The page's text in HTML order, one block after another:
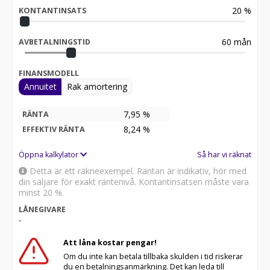
- Utökat läderpaket Audi exclusive, svart
- 4-vägs svankstöd för framsäten
- Ljus- och regnsensor
- 20-tums aluminiumfälgar
- Audi connect Navigation & Infotainment
- Komfortpaket
- Kamerabaserad vägmärkesigenkänning
- Audi smartphone interface
- ISOFIX-fästen
- Audi exclusive-golvmattor med färgad läderkant
12-36 månader garanti.
Se mer på www.s-jonssonbil.se. **Vi erbjuder förmånlig
finansiering och tar gärna er bil i inbyte**
KONTANTINSATS 20 %
AVBETALNINGSTID 60 mån
FINANSMODELL
Annuitet Rak amortering
RÄNTA 7,95 %
EFFEKTIV RÄNTA 8,24 %
Öppna kalkylator Så har vi räknat
Detta är ett räkneexempel. Räntan är indikativ, hör med
din säljare för exakt räntenivå. Kontantinsatsen måste vara
minst 20 %.
LÅNEGIVARE
-
Att låna kostar pengar!
Om du inte kan betala tillbaka skulden i tid riskerar
du en betalningsanmärkning. Det kan leda till